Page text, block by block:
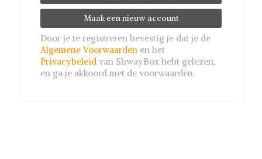
Maak een nieuw account
Door je te registreren bevestig je dat je de
Algemene Voorwaarden en het
Privacybeleid van ShwayBox hebt gelezen,
en ga je akkoord met de voorwaarden.